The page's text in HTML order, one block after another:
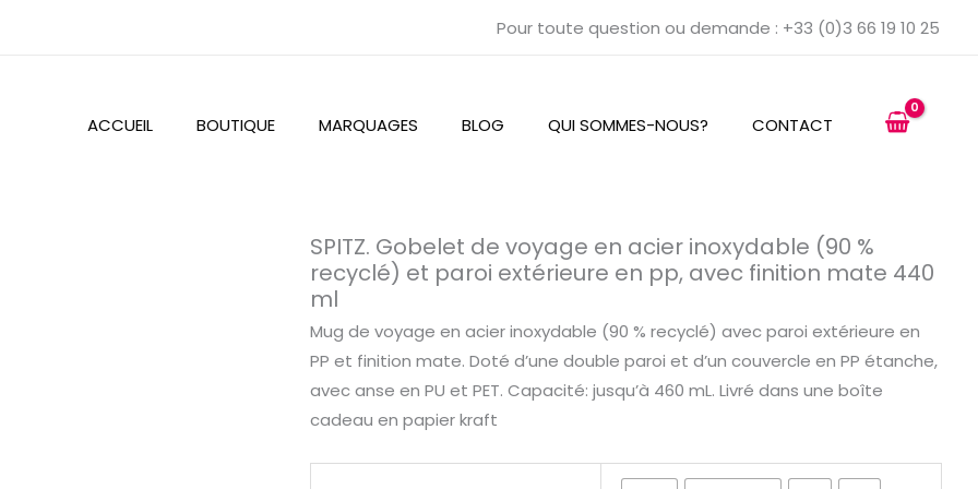
Pour toute question ou demande : +33 (0)3 66 19 10 25
ACCUEIL BOUTIQUE MARQUAGES BLOG QUI SOMMES-NOUS? CONTACT
SPITZ. Gobelet de voyage en acier inoxydable (90 %
recyclé) et paroi extérieure en pp, avec finition mate 440
ml
Mug de voyage en acier inoxydable (90 % recyclé) avec paroi extérieure en
PP et finition mate. Doté d’une double paroi et d’un couvercle en PP étanche,
avec anse en PU et PET. Capacité: jusqu’à 460 mL. Livré dans une boîte
cadeau en papier kraft
quantité
de
SPITZ.
Gobelet
de
voyage
en
inoxydable